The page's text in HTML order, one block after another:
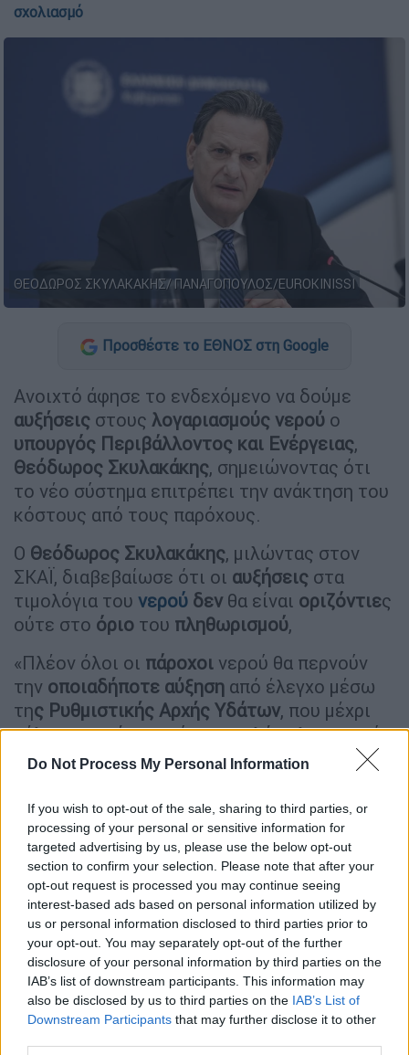
Do Not Process My Personal Information
If you wish to opt-out of the sale, sharing to third parties, or
processing of your personal or sensitive information for
targeted advertising by us, please use the below opt-out
section to confirm your selection. Please note that after your
opt-out request is processed you may continue seeing
interest-based ads based on personal information utilized by
us or personal information disclosed to third parties prior to
your opt-out. You may separately opt-out of the further
disclosure of your personal information by third parties on the
IAB’s list of downstream participants. This information may
also be disclosed by us to third parties on the IAB’s List of
Downstream Participants that may further disclose it to other
σχολιασμό
ΘΕΟΔΩΡΟΣ ΣΚΥΛΑΚΑΚΗΣ/ ΠΑΝΑΓΟΠΟΥΛΟΣ/EUROKINISSI
Προσθέστε το ΕΘΝΟΣ στη Google
Ανοιχτό άφησε το ενδεχόμενο να δούμε
αυξήσεις στους λογαριασμούς νερού ο
υπουργός Περιβάλλοντος και Ενέργειας,
Θεόδωρος Σκυλακάκης, σημειώνοντας ότι
το νέο σύστημα επιτρέπει την ανάκτηση του
κόστους από τους παρόχους.
Ο Θεόδωρος Σκυλακάκης, μιλώντας στον
ΣΚΑΪ, διαβεβαίωσε ότι οι αυξήσεις στα
τιμολόγια του νερού δεν θα είναι οριζόντιες
ούτε στο όριο του πληθωρισμού,
«Πλέον όλοι οι πάροχοι νερού θα περνούν
την οποιαδήποτε αύξηση από έλεγχο μέσω
της Ρυθμιστικής Αρχής Υδάτων, που μέχρι
τέλος του μήνα μπαίνει σε πλήρη λειτουργία.
Ο έλεγχος βασίζεται στηνευρωπαϊκή οδηγία
ανάσχεση του κόστους και τίποτα πέρα από
αυτό. Δεν επιτρέπει δηλαδή να έχει κέρδος
στο νερό.» πρόσθεσε.
ΔΙΑΒΑΣΤΕ ΕΠΙΣΗΣ
Πολιτική|16.09.2024 07:00
Κινήσεις σε 3 κατευθύνσεις από την
κυβέρνηση για το μεταναστευτικό -
Ξεκινά δεκαήμερο διπλωματικών
επαφών